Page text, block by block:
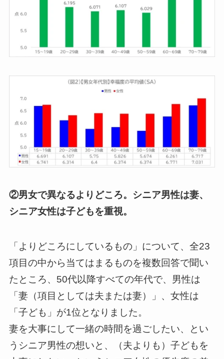
②男女で異なるよりどころ。シニア男性は妻、
シニア女性は子どもを重視。
「よりどころにしているもの」について、全23
項目の中から当てはまるものを複数回答で聞い
たところ、50代以降すべての年代で、男性は
「妻（項目としては夫または妻）」、女性は
「子ども」が1位となりました。
妻を大事にして一緒の時間を過ごしたい、とい
うシニア男性の想いと、（夫よりも）子どもを